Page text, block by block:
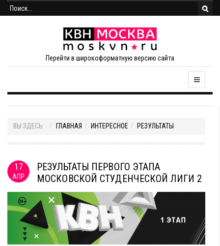
Перейти в широкоформатную версию сайта
ВЫ ЗДЕСЬ: ГЛАВНАЯ ИНТЕРЕСНОЕ РЕЗУЛЬТАТЫ
17
АПР
РЕЗУЛЬТАТЫ ПЕРВОГО ЭТАПА
МОСКОВСКОЙ СТУДЕНЧЕСКОЙ ЛИГИ 2